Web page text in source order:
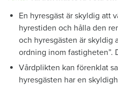
En hyresgäst är skyldig att
hyrestiden och hålla den
och hyresgästen är skyldig
ordning inom fastigheten”.
Vårdplikten kan förenklat
hyresgästen har en